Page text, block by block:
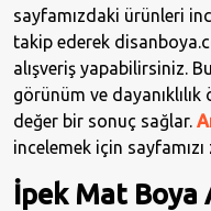
sayfamızdaki ürünleri
takip ederek
alışveriş yapabilirsiniz.
görünüm ve
değer bir sonuç sağlar.
incelemek için
İpek Mat Boya